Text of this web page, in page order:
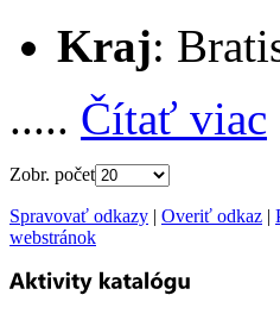
Kraj:
..... Čítať viac
Zobr. počet
Spravovať odkazy | Overiť odkaz |
webstránok